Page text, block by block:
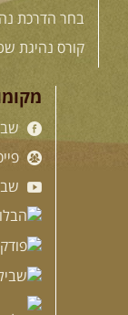
בחר הדרכת
קורס נהיגת